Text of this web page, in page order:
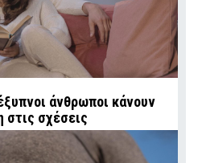
άνθρωποι κάνουν
στις σχέσεις